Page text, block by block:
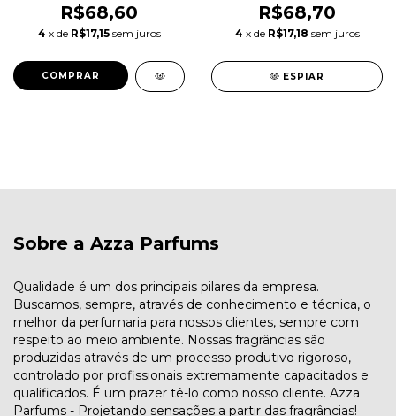
R$68,60
4 x de R$17,15 sem juros
COMPRAR
R$68,70
4 x de R$17,18 sem juros
ESPIAR
Sobre a Azza Parfums
Qualidade é um dos principais pilares da empresa.
Buscamos, sempre, através de conhecimento e técnica, o
melhor da perfumaria para nossos clientes, sempre com
respeito ao meio ambiente. Nossas fragrâncias são
produzidas através de um processo produtivo rigoroso,
controlado por profissionais extremamente capacitados e
qualificados. É um prazer tê-lo como nosso cliente. Azza
Parfums - Projetando sensações a partir das fragrâncias!